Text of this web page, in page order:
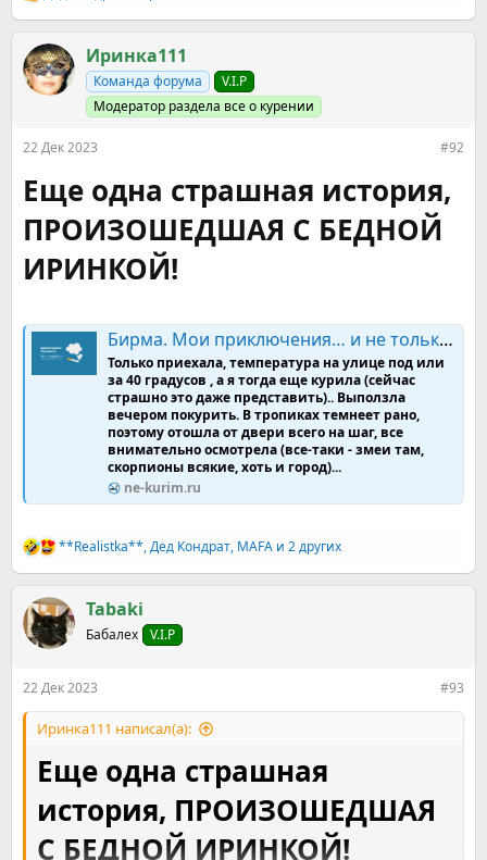
е
к
ц
и
Иринка111
Команда форума
V.I.P
Модератор раздела все о курении
22 Дек 2023 #92
Еще одна страшная история,
ПРОИЗОШЕДШАЯ С БЕДНОЙ
ИРИНКОЙ!
Бирма. Мои приключения… и не только о курении. Часть 2
Только приехала, температура на улице под или
за 40 градусов , а я тогда еще курила (сейчас
страшно это даже представить).. Выползла
вечером покурить. В тропиках темнеет рано,
поэтому отошла от двери всего на шаг, все
внимательно осмотрела (все-таки - змеи там,
скорпионы всякие, хоть и город)...
ne-kurim.ru
Р
е
к
ц
и
**Realistka**,Дед Кондрат, MAFA и 2 других
Tabaki
Бабалех V.I.P
22 Дек 2023 #93
Иринка111 написал(а):
Еще одна страшная
история, ПРОИЗОШЕДШАЯ
С БЕДНОЙ ИРИНКОЙ!